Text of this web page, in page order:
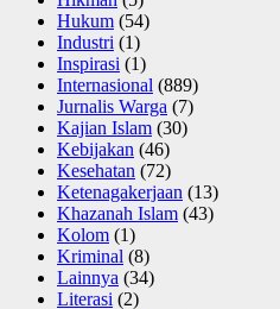
Hukum (54)
Industri (1)
Inspirasi (1)
Internasional (889)
Jurnalis Warga (7)
Kajian Islam (30)
Kebijakan (46)
Kesehatan (72)
Ketenagakerjaan (13)
Khazanah Islam (43)
Kolom (1)
Kriminal (8)
Lainnya (34)
Literasi (2)